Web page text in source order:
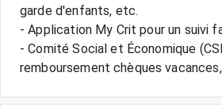
garde d'enfants, etc.
- Application My Crit pour un suivi
- Comité Social et Économique